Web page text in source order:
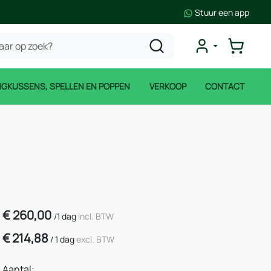
Stuur een app
SPELLEN EN POPPEN VERKOOP CONTACT
€260,00 /1 dag incl. BTW
€214,88 /1 dagexcl. BTW